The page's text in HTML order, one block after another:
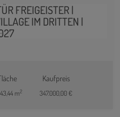
FREIGEISTER |
IM DRITTEN |
m2
Kaufpreis
347.000,00 €